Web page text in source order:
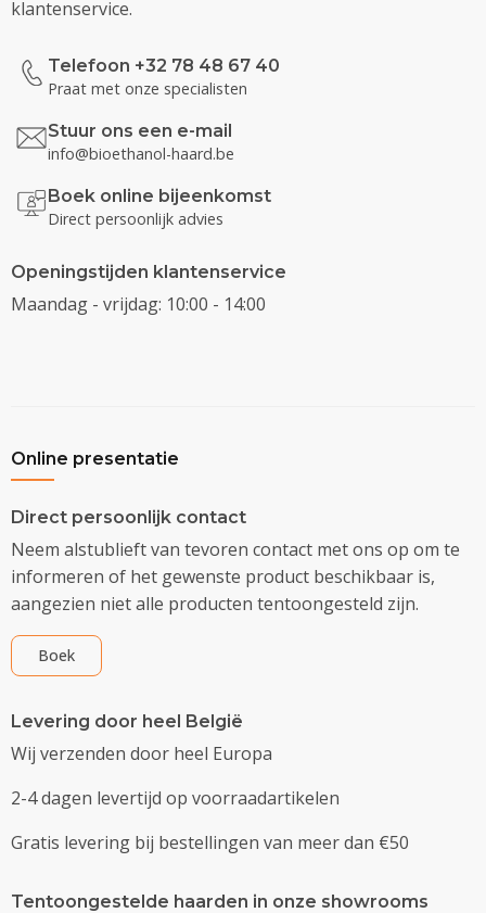
klantenservice.
Telefoon +32 78 48 67 40
Praat met onze specialisten
Stuur ons een e-mail
info@bioethanol-haard.be
Boek online bijeenkomst
Direct persoonlijk advies
Openingstijden klantenservice
Maandag - vrijdag: 10:00 - 14:00
Online presentatie
Direct persoonlijk contact
Neem alstublieft van tevoren contact met ons op om te
informeren of het gewenste product beschikbaar is,
aangezien niet alle producten tentoongesteld zijn.
Boek
Levering door heel België
Wij verzenden door heel Europa
2-4 dagen levertijd op voorraadartikelen
Gratis levering bij bestellingen van meer dan €50
Tentoongestelde haarden in onze showrooms